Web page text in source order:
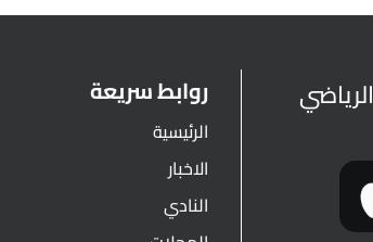
روابط سريعة
الرئيسية
الاخبار
النادي